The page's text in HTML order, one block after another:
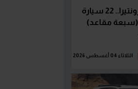
بعد طرح RX9 وفرونتيرا.. 22 سيارة
كروس أوفر SUV (سبعة مقاعد)
الثلاثاء 04 أغسطس 2026